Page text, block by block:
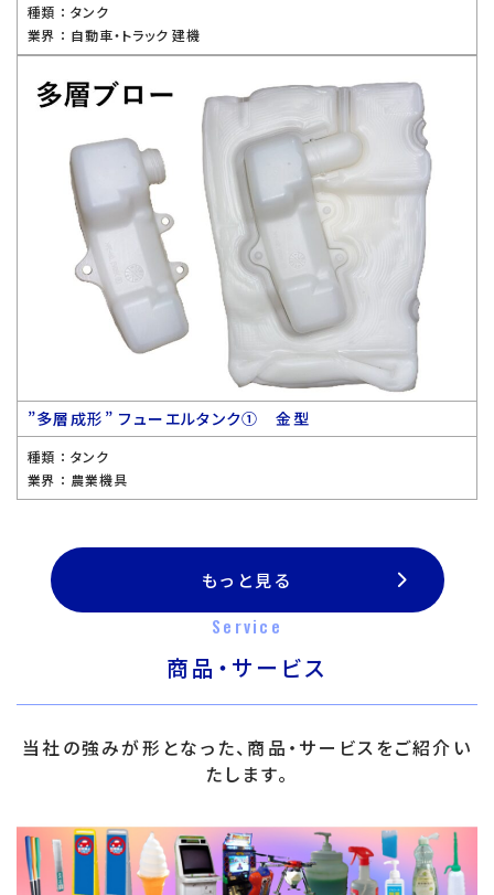
種類 ： タンク
業界 ： 自動車・トラック 建機
”多層成形” フューエルタンク① 金型
種類 ： タンク
業界 ： 農業機具
もっと見る
Service
商品・サービス
当社の強みが形となった、商品・サービスをご紹介い
たします。